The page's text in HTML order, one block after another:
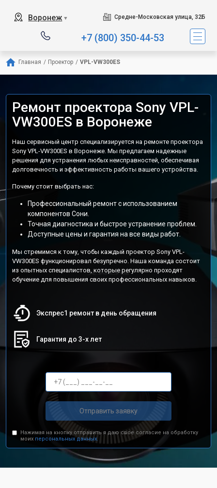
Воронеж ▼ Средне-Московская улица, 32Б
+7 (800) 350-44-53
Главная / Проектор / VPL-VW300ES
Ремонт проектора Sony VPL-
VW300ES в Воронеже
Наш сервисный центр специализируется на ремонте проектора
Sony VPL-VW300ES в Воронеже. Мы предлагаем надежные
решения для устранения любых неисправностей, обеспечивая
долговечность и эффективность работы вашего устройства.
Почему стоит выбрать нас:
Профессиональный ремонт с использованием
компонентов Сони.
Точная диагностика и быстрое устранение проблем.
Доступные цены и гарантия на все виды работ.
Мы стремимся к тому, чтобы каждый проектор Sony VPL-
VW300ES функционировал безупречно. Наша команда состоит
из опытных специалистов, которые регулярно проходят
обучение для повышения своих профессиональных навыков.
Экспрес1 ремонт в день обращения
Гарантия до 3-х лет
Отправить заявку
Нажимая на кнопку отправить я даю свое согласие на обработку
моих персональных данных.